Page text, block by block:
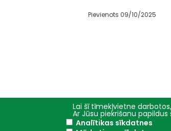
Pievienots 09/10/2025
Galvenā Studijas
Lai šī tīmekļvietne
Ar Jūsu piekrišanu
Analītikas sīkdatnes